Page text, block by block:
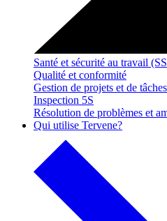
Santé et sécurité au travail
Qualité et conformité
Gestion de projets et de tâches
Inspection 5S
Résolution de problèmes et
Qui utilise Tervene?